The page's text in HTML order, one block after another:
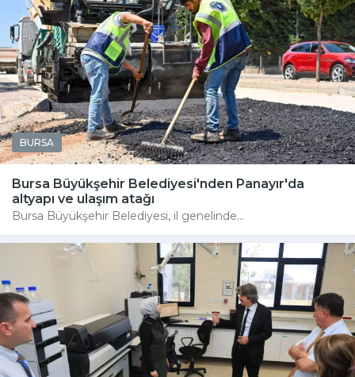
BURSA
Bursa Büyükşehir Belediyesi'nden Panayır'da
altyapı ve ulaşım atağı
Bursa Büyükşehir Belediyesi, il genelinde...